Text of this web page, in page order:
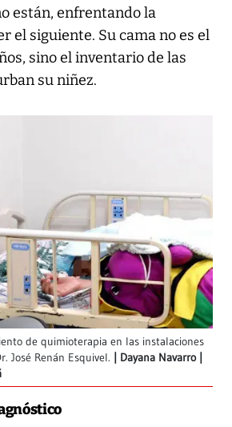
están, enfrentando la
el siguiente. Su cama no es el
sino el inventario de las
su niñez.
de quimioterapia en las instalaciones
José Renán Esquivel.
Dayana Navarro |